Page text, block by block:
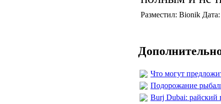
Разместил: Bionik
Что могут
Подорожание
Burj Dubai: райский